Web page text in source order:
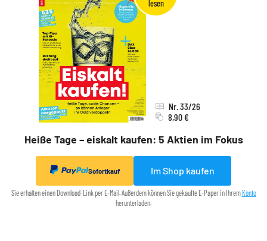
Heiße Tage – eiskalt kaufen: 5 Aktien im Fokus
Nr. 33/26
8,90 €
Sofortkauf Im Shop kaufen
Sie erhalten einen Download-Link per E-Mail. Außerdem können Sie gekaufte E-Paper in Ihrem Konto
herunterladen.